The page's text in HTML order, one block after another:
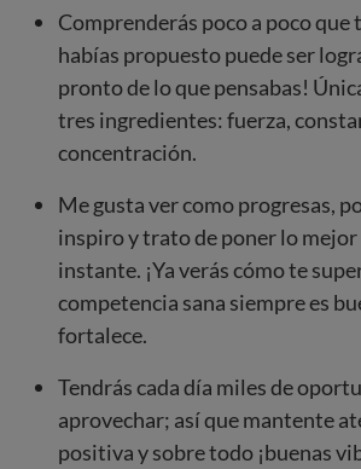
Comprenderás poco a poco que
habías propuesto puede ser
pronto de lo que pensabas!
tres ingredientes: fuerza,
concentración.
Me gusta ver como progresas,
inspiro y trato de poner lo mejor
instante. ¡Ya verás cómo te
competencia sana siempre es
fortalece.
Tendrás cada día miles de
aprovechar; así que mantente
positiva y sobre todo ¡buenas